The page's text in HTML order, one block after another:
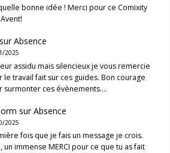
bonne idée ! Merci pour ce Comixity
surAbsence
2025
assidu mais silencieux je vous remercie
le travail fait sur ces guides. Bon courage
surmonter ces évènements.…
surAbsence
2025
fois que je fais un message je crois.
un immense MERCI pour ce que tu as fait